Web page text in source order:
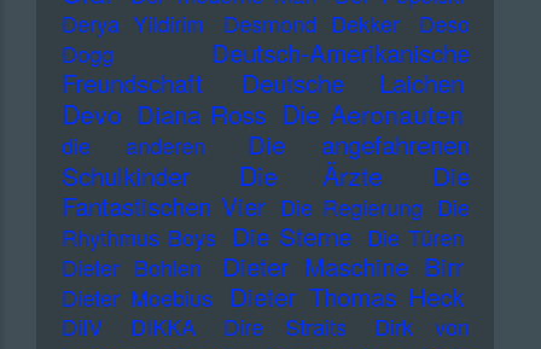
Derya Yildirim
Desmond Dekker
Deso
Dogg
Deutsch-Amerikanische
Freundschaft
Deutsche Laichen
Devo Diana Ross Die Aeronauten
die anderen
Die angefahrenen
Schulkinder
Die Ärzte
Die
Fantastischen Vier Die Regierung Die
Rhythmus Boys Die Sterne Die Türen
Dieter Bohlen
Dieter Maschine Birr
Dieter Moebius Dieter Thomas Heck
DiIV DIKKA Dire Straits
Dirk von